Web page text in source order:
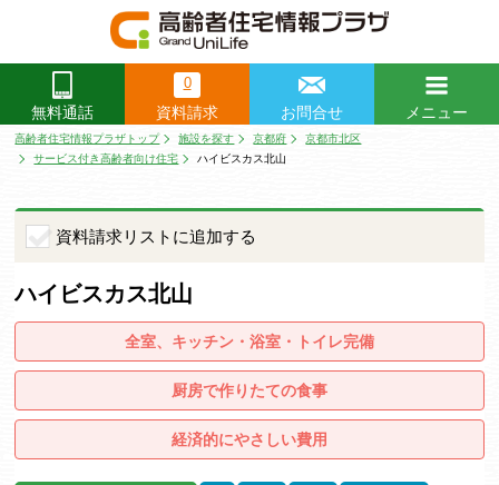
無料通話
0
資料請求 お問合せ
メニュー
高齢者住宅情報プラザトップ 施設を探す 京都府
京都市北区
サービス付き高齢者向け住宅
ハイビスカス北山
資料請求リストに追加する
ハイビスカス北山
全室、キッチン・浴室・トイレ完備
厨房で作りたての食事
経済的にやさしい費用